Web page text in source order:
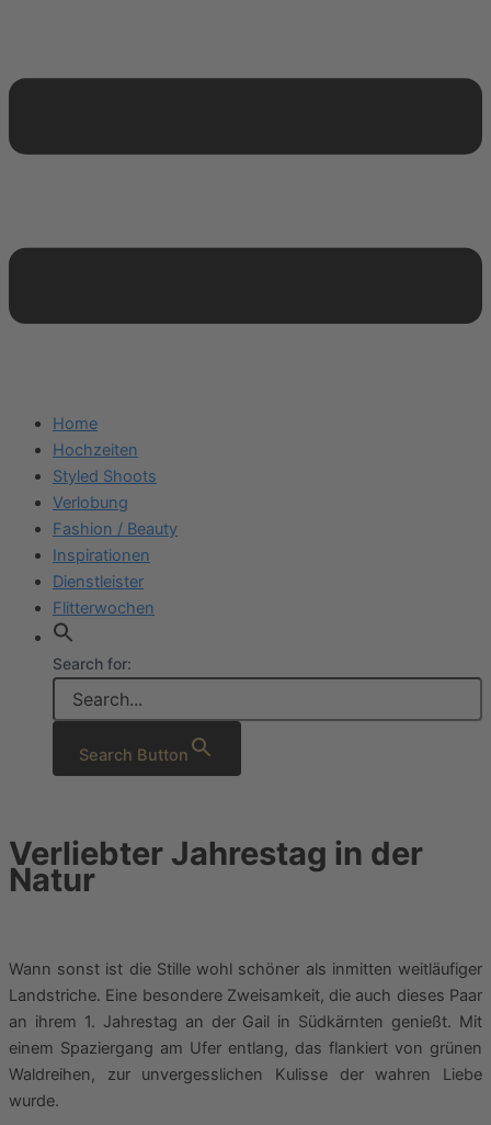
Home
Hochzeiten
Styled Shoots
Verlobung
Fashion / Beauty
Inspirationen
Dienstleister
Flitterwochen
Search for:
Search Button
Verliebter Jahrestag in der
Natur
Wann sonst ist die Stille wohl schöner als inmitten weitläufiger
Landstriche. Eine besondere Zweisamkeit, die auch dieses Paar
an ihrem 1. Jahrestag an der Gail in Südkärnten genießt. Mit
einem Spaziergang am Ufer entlang, das flankiert von grünen
Waldreihen, zur unvergesslichen Kulisse der wahren Liebe
wurde.